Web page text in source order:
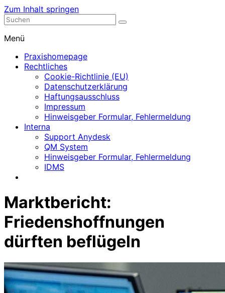
Zum Inhalt springen
Nephrologische Praxis mit Dialyse
Menü
Praxishomepage
Rechtliches
Cookie-Richtlinie (EU)
Datenschutzerklärung
Haftungsausschluss
Impressum
Hinweisgeber Formular, Fehlermeldung
Interna
Support Anydesk
QM System
Hinweisgeber Formular, Fehlermeldung
IDMS
Marktbericht:
Friedenshoffnungen
dürften beflügeln